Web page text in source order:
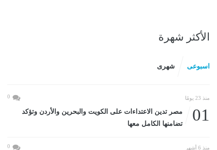
الأكثر شهرة
اسبوعى شهرى
منذ 23 يومًا 0
01
مصر تدين الاعتداءات على الكويت والبحرين والأردن وتؤكد
تضامنها الكامل معها
منذ 6 أشهر 0